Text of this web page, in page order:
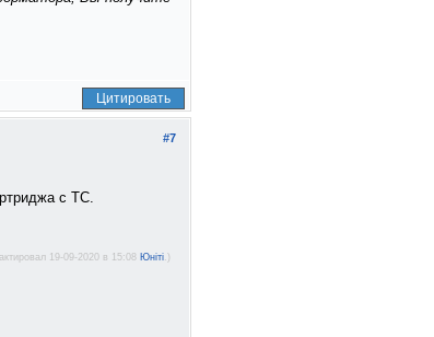
Цитировать
#7
с ТС.
19-09-2020 в 15:08 Юнiтi.)